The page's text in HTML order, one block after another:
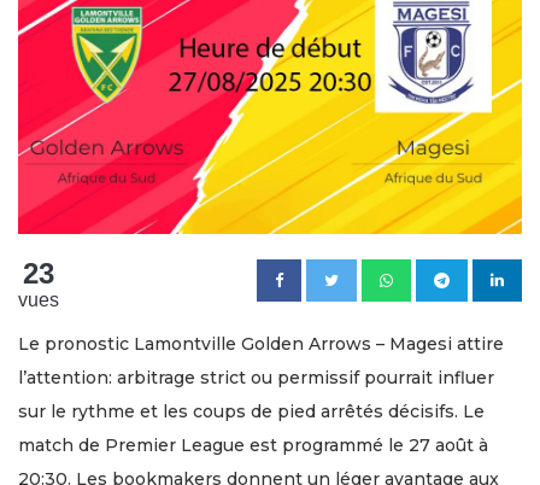
23
vues
Le pronostic Lamontville Golden Arrows – Magesi attire
l’attention: arbitrage strict ou permissif pourrait influer
sur le rythme et les coups de pied arrêtés décisifs. Le
match de Premier League est programmé le 27 août à
20:30. Les bookmakers donnent un léger avantage aux